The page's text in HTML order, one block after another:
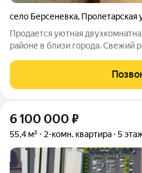
село Берсеневка, Пролетарская
Продается уютная
районе в близи города. Свежий
6 100 000 ₽
55,4 м² 2-комн. квартира 5